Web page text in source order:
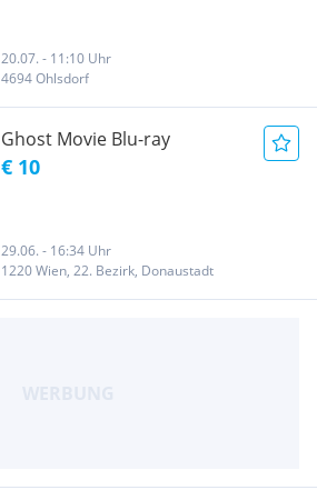
20.07. - 11:10 Uhr
4694 Ohlsdorf
Ghost Movie Blu-ray
€ 10
29.06. - 16:34 Uhr
1220 Wien, 22. Bezirk, Donaustadt